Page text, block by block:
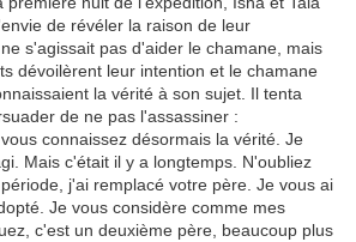
de révéler la raison de leur
s'agissait pas d'aider le chamane, mais
dévoilèrent leur intention et le chamane
la vérité à son sujet. Il tenta
de ne pas l'assassiner :
connaissez désormais la vérité. Je
Mais c'était il y a longtemps. N'oubliez
j'ai remplacé votre père. Je vous ai
Je vous considère comme mes
c'est un deuxième père, beaucoup plus